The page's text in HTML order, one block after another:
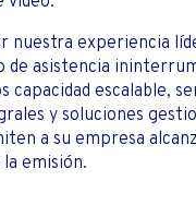
nuestra experiencia
de asistencia
capacidad escalable,
y soluciones
a su empresa
emisión.